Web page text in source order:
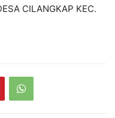
CILANGKAP KEC.